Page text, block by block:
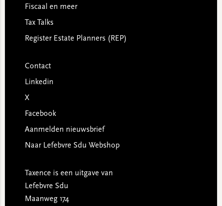
Fiscaal en meer
Tax Talks
Register Estate Planners (REP)
Contact
Linkedin
X
Facebook
Aanmelden nieuwsbrief
Naar Lefebvre Sdu Webshop
Taxence is een uitgave van
Lefebvre Sdu
Maanweg 174